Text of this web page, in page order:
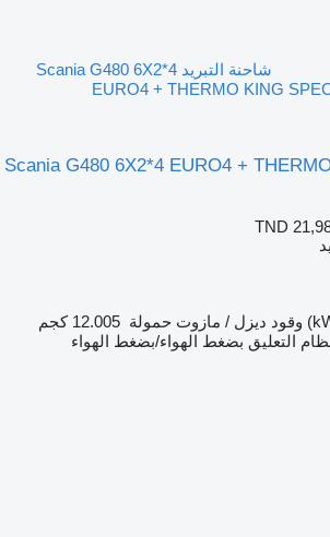
شاحنة التبريد Scania G480 6X2*4
EURO4 + THERMO KING
Scania G480 6X2*4 EURO4 +
TND
وقود ديزل / مازوت حمولة 12.005 كجم
التعليق بضغط الهواء/بضغط الهواء